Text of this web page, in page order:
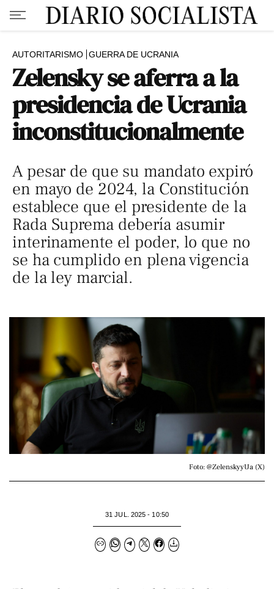
AUTORITARISMO GUERRA DE UCRANIA
Zelensky se aferra a la
presidencia de Ucrania
inconstitucionalmente
A pesar de que su mandato expiró
en mayo de 2024, la Constitución
establece que el presidente de la
Rada Suprema debería asumir
interinamente el poder, lo que no
se ha cumplido en plena vigencia
de la ley marcial.
Foto: @ZelenskyyUa (X)
31 JUL. 2025 - 10:50